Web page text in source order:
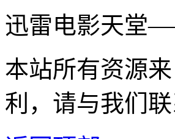
迅雷电影天堂
本站所有资源
利，请与我们